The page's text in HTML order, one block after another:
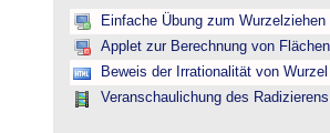
Einfache Übung zum Wurzelziehen
Applet zur Berechnung von
Beweis der Irrationalität von
Veranschaulichung des Radizierens